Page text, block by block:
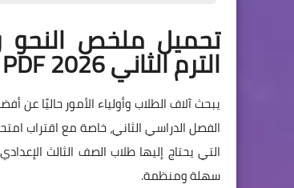
تحميل ملخص النحو
الترم الثاني 2026 PDF – مراجعة شاملة ومميزة
يبحث آلاف الطلاب وأولياء الأمور حاليًا عن
التي يحتاج إليها طلاب الصف الثالث
سهلة ومنظمة.